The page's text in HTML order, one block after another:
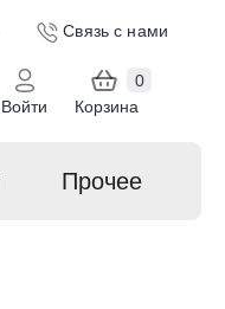
Связь с нами
Войти
Корзина
0
Прочее